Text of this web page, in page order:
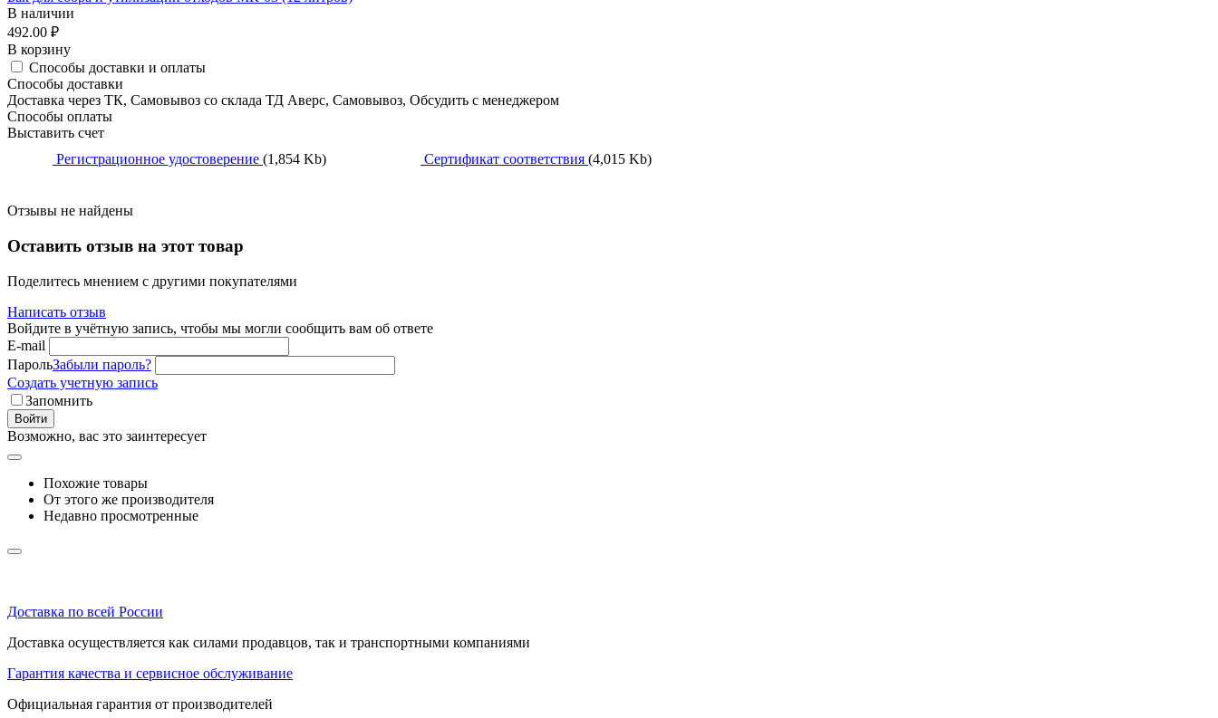
В наличии
492.00 ₽
В корзину
Способы доставки и оплаты
Способы доставки
Доставка через ТК, Самовывоз со склада ТД Аверс, Самовывоз, Обсудить с менеджером
Способы оплаты
Выставить счет
Регистрационное удостоверение (1,854 Kb) Сертификат соответствия (4,015 Kb)
Отзывы не найдены
Оставить отзыв на этот товар
Поделитесь мнением с другими покупателями
Написать отзыв
Войдите в учётную запись, чтобы мы могли сообщить вам об ответе
E-mail
ПарольЗабыли пароль?
Создать учетную запись
Запомнить
Войти
Возможно, вас это заинтересует
Похожие товары
От этого же производителя
Недавно просмотренные
Доставка по всей России
Доставка осуществляется как силами продавцов, так и транспортными компаниями
Гарантия качества и сервисное обслуживание
Официальная гарантия от производителей